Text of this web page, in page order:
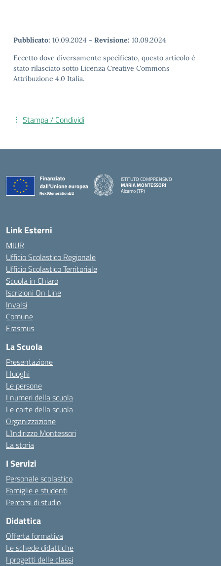
Pubblicato: 10.09.2024 - Revisione: 10.09.2024
Eccetto dove diversamente specificato, questo articolo è
stato rilasciato sotto Licenza Creative Commons
Attribuzione 4.0 Italia.
Stampa / Condividi
ISTITUTO COMPRENSIVO
MARIA MONTESSORI
Alcamo (TP)
Link Esterni
MIUR
Ufficio Scolastico Regionale
Ufficio Scolastico Territoriale
Scuola in Chiaro
Iscrizioni On Line
Invalsi
Comune
Erasmus
La Scuola
Presentazione
I luoghi
Le persone
I numeri della scuola
Le carte della scuola
Organizzazione
L’Indirizzo Montessori
La storia
I Servizi
Personale scolastico
Famiglie e studenti
Percorsi di studio
Didattica
Offerta formativa
Le schede didattiche
I progetti delle classi